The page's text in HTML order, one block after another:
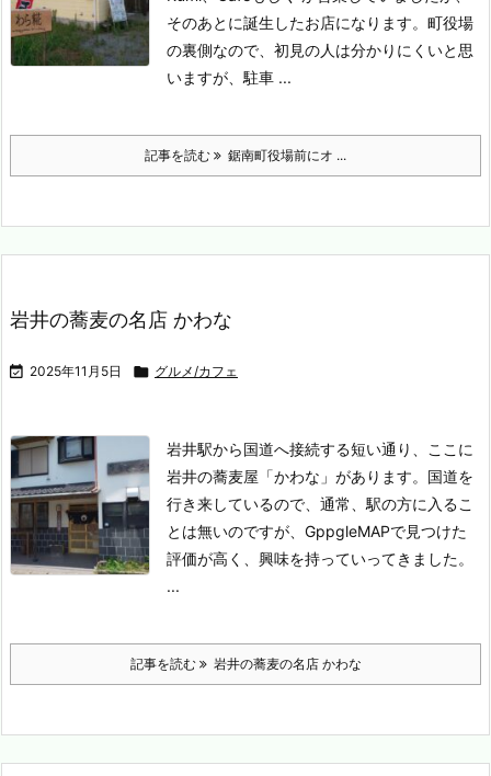
そのあとに誕生したお店になります。 町役場
の裏側なので、初見の人は分かりにくいと思
いますが、駐車 ...
記事を読む 鋸南町役場前にオ ...
岩井の蕎麦の名店 かわな
 2025年11月5日  グルメ/カフェ
岩井駅から国道へ接続する短い通り、ここに
岩井の蕎麦屋「かわな」があります。 国道を
行き来しているので、通常、駅の方に入るこ
とは無いのですが、GppgleMAPで見つけた
評価が高く、興味を持っていってきました。
...
記事を読む 岩井の蕎麦の名店 かわな